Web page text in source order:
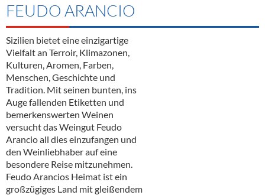
Unser Liefergebiet
Unser Team
Kontakt
Angebote Gastronomie & Großhandel
Gastronomie
Großhandel
Innovation - Die Neue Art des Bierzapfens
"DroughtMaster"
Neuigkeiten
Termine
MARKEN & PRODUKTE
Weine & Schaumwein
Sirup
Spirituosen
Bier
Alkoholfreie Getränke
Öle & Küchenartikel
Kaffee
DIENSTLEISTUNGEN
Kommisionskauf & Lieferbedingungen
Fremddienstleistungen
FEUDO ARANCIO
Sizilien bietet eine einzigartige
Vielfalt an Terroir, Klimazonen,
Kulturen, Aromen, Farben,
Menschen, Geschichte und
Tradition. Mit seinen bunten, ins
Auge fallenden Etiketten und
bemerkenswerten Weinen
versucht das Weingut Feudo
Arancio all dies einzufangen und
den Weinliebhaber auf eine
besondere Reise mitzunehmen.
Feudo Arancios Heimat ist ein
großzügiges Land mit gleißendem